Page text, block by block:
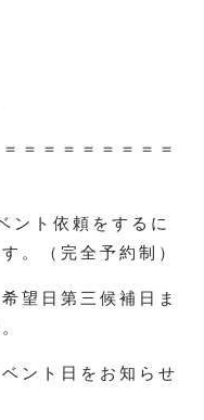
＝＝＝＝＝＝＝＝
ント依頼をするに
。（完全予約制）
望日第三候補日ま
ント日をお知らせ